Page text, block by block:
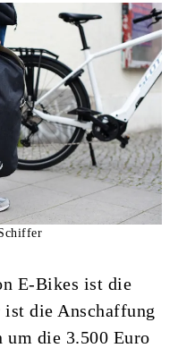
E-Bikes ist die
die Anschaffung
die 3.500 Euro